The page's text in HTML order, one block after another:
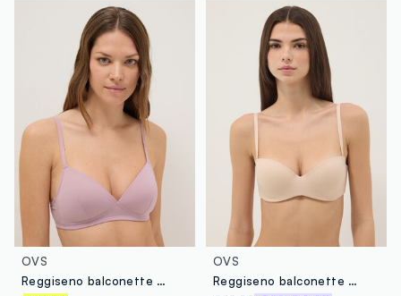
OVS
Reggiseno balconette rosa con imbottitura
OVS
Reggiseno balconette beige con imbottitura removibile